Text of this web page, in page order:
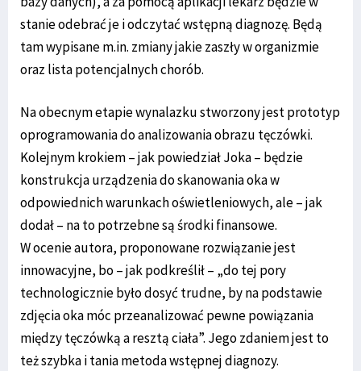
stanie odebrać je i odczytać wstępną diagnozę. Będą
tam wypisane m.in. zmiany jakie zaszły w organizmie
oraz lista potencjalnych chorób.
Na obecnym etapie wynalazku stworzony jest prototyp
oprogramowania do analizowania obrazu tęczówki.
Kolejnym krokiem – jak powiedział Joka – będzie
konstrukcja urządzenia do skanowania oka w
odpowiednich warunkach oświetleniowych, ale – jak
dodał – na to potrzebne są środki finansowe.
W ocenie autora, proponowane rozwiązanie jest
innowacyjne, bo – jak podkreślił – „do tej pory
technologicznie było dosyć trudne, by na podstawie
zdjęcia oka móc przeanalizować pewne powiązania
między tęczówką a resztą ciała”. Jego zdaniem jest to
też szybka i tania metoda wstępnej diagnozy.